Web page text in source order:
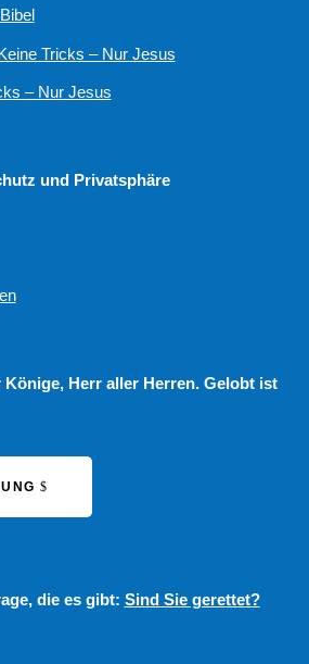
Tricks – Nur Jesus
– Nur Jesus
und Privatsphäre
Herr aller Herren. Gelobt ist
die es gibt: Sind Sie gerettet?